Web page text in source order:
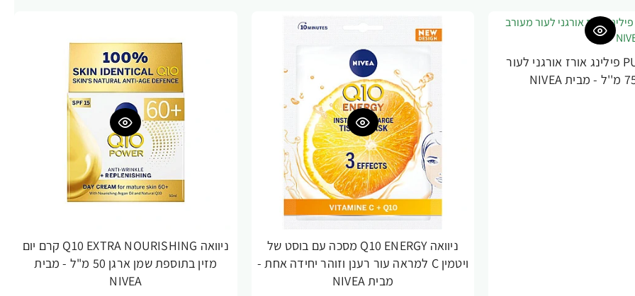
ניוואה PURIFY פילינג אורז אורגני לעור
ניוואה Q10 ENERGY מסכה עם בוסט של
ויטמין C למראה עור רענן וזוהר יחידה אחת -
מבית NIVEA
ניוואה Q10 EXTRA NOURISHING קרם יום
מזין בתוספת שמן ארגן 50 מ"ל - מבית
NIVEA